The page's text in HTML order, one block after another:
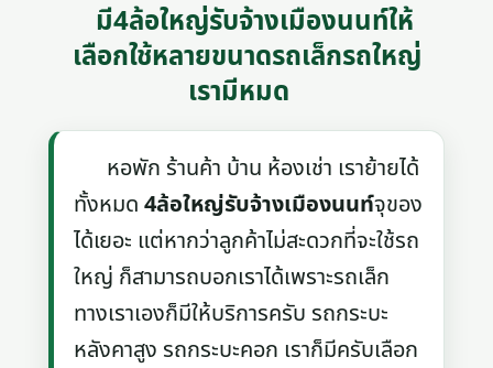
มี4ล้อใหญ่รับจ้างเมืองนนท์ให้
เลือกใช้หลายขนาดรถเล็กรถใหญ่
เรามีหมด
หอพัก ร้านค้า บ้าน ห้องเช่า เราย้ายได้
ทั้งหมด4ล้อใหญ่รับจ้างเมืองนนท์จุของ
ได้เยอะ แต่หากว่าลูกค้าไม่สะดวกที่จะใช้รถ
ใหญ่ ก็สามารถบอกเราได้เพราะรถเล็ก
ทางเราเองก็มีให้บริการครับ รถกระบะ
หลังคาสูง รถกระบะคอก เราก็มีครับเลือก